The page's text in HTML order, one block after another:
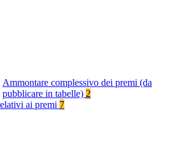
Ammontare complessivo dei premi (da
pubblicare in tabelle) 2
ai premi 7